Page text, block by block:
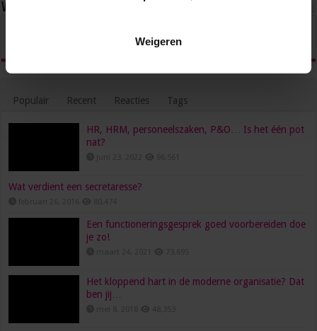
Weigeren
Volg ons via
Populair Recent Reacties Tags
HR, HRM, personeelszaken, P&O… Is het één pot
nat?
Wat verdient een secretaresse?
Een functioneringsgesprek goed voorbereiden doe
je zo!
Het kloppend hart in de moderne organisatie? Dat
ben jij…